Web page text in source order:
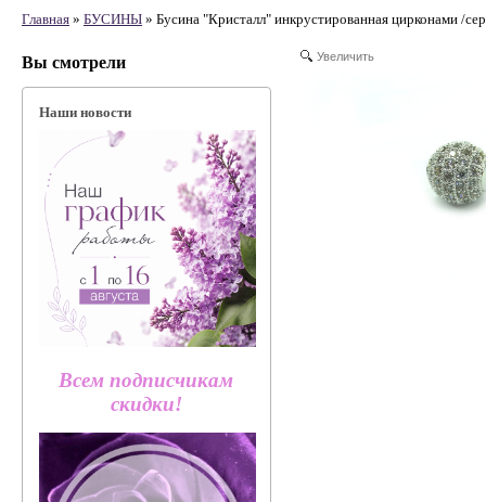
Главная » БУСИНЫ » Бусина "Кристалл" инкрустированная цирконами /
Вы смотрели
Наши новости
Всем подписчикам
скидки!
Увеличить